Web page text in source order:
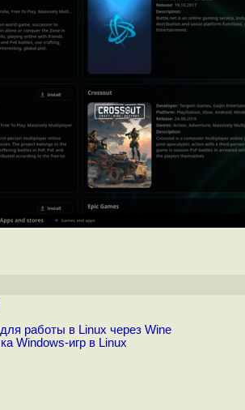
работы в Linux через Wine
Windows-игр в Linux